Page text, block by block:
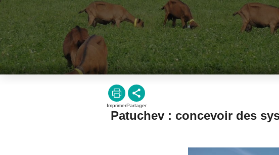
ImprimerPartager
Patuchev : concevoir des